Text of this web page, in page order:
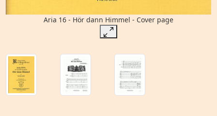
Aria 16 - Hör dann Himmel - Cover page